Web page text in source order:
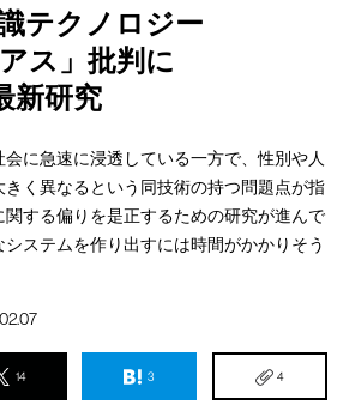
テクノロジー
ス」批判に
新研究
に急速に浸透している一方で、性別や人
く異なるという同技術の持つ問題点が指
する偏りを是正するための研究が進んで
ステムを作り出すには時間がかかりそう
14 3 4